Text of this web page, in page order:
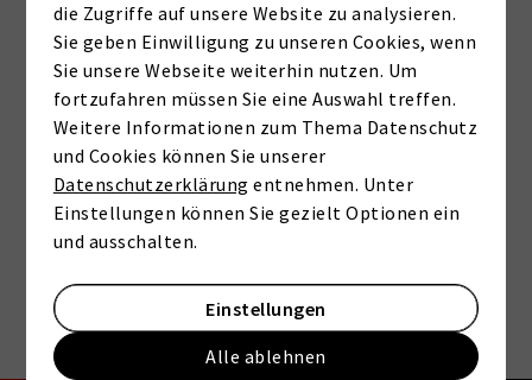
Externe Dienste / Social
Media
Inhalte aus externen Quellen,
Videoplattformen und Social-Media-
Plattformen. Wenn Cookies von
externen Medien akzeptiert werden,
bedarf der Zugriff auf diese Inhalte
keiner manuellen Zustimmung mehr
die Zugriffe auf unsere Website zu analysieren.
Sie geben Einwilligung zu unseren Cookies, wenn
Sie unsere Webseite weiterhin nutzen. Um
fortzufahren müssen Sie eine Auswahl treffen.
Weitere Informationen zum Thema Datenschutz
und Cookies können Sie unserer
Datenschutzerklärung entnehmen. Unter
Einstellungen können Sie gezielt Optionen ein
und ausschalten.
Einstellungen
Alle ablehnen